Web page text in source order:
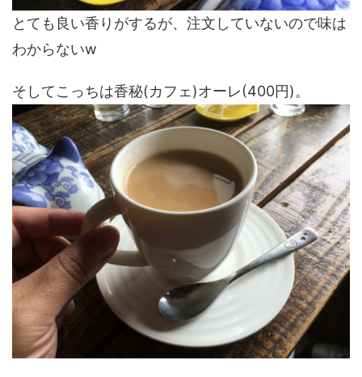
とても良い香りがするが、注文していないので味は
わからないw
そしてこっちは香秘(カフェ)オーレ(400円)。